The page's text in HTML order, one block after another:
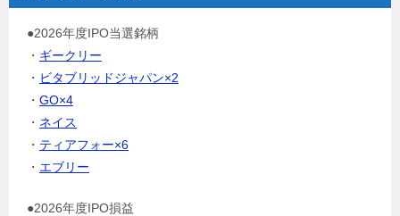
●2026年度IPO当選銘柄
・ ギークリー
・ ビタブリッドジャパン×2
・ GO×4
・ ネイス
・ ティアフォー×6
・ エブリー
●2026年度IPO損益